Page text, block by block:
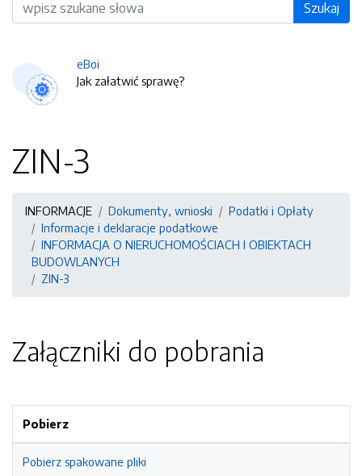
Szukaj
eBoi
Jak załatwić sprawę?
ZIN-3
INFORMACJE Dokumenty, wnioski
Podatki i Opłaty
Informacje i deklaracje podatkowe
INFORMACJA O NIERUCHOMOŚCIACH I OBIEKTACH
BUDOWLANYCH
ZIN-3
Załączniki do pobrania
Pobierz
Pobierz spakowane pliki